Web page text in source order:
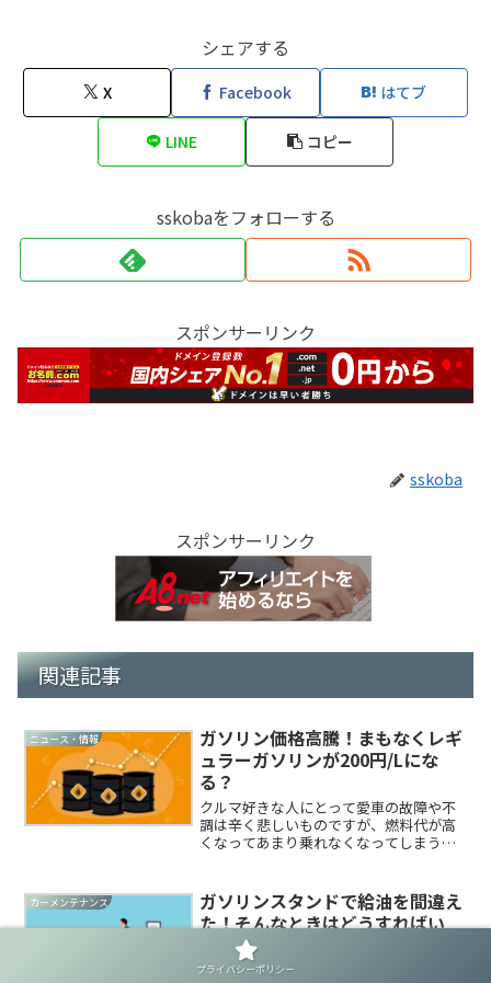
シェアする
X Facebook はてブ
LINE コピー
sskobaをフォローする
スポンサーリンク
sskoba
スポンサーリンク
関連記事
ニュース・情報
ガソリン価格高騰！まもなくレギ
ュラーガソリンが200円/Lにな
る？
クルマ好きな人にとって愛車の故障や不
調は辛く悲しいものですが、燃料代が高
くなってあまり乗れなくなってしまうの
す。気軽にクルマやバイクに乗れなくな
っちゃうんでしょうか…関連...
カーメンテナンス
ガソリンスタンドで給油を間違え
た！そんなときはどうすればい
ガソリンスタンドでは主にハイオクガソ
プライバシーポリシー